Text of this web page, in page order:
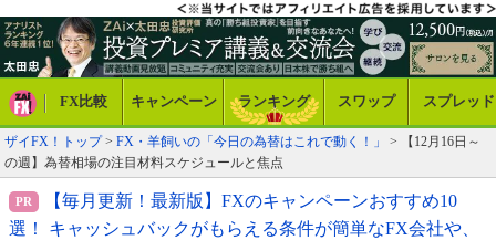
FX比較 キャンペーン ランキング スワップ スプレッド
ザイFX！トップ> FX・羊飼いの「今日の為替はこれで動く！」
> 【12月16日～
の週】為替相場の注目材料スケジュールと焦点
【毎月更新！最新版】FXのキャンペーンおすすめ10
選！ キャッシュバックがもらえる条件が簡単なFX会社や、